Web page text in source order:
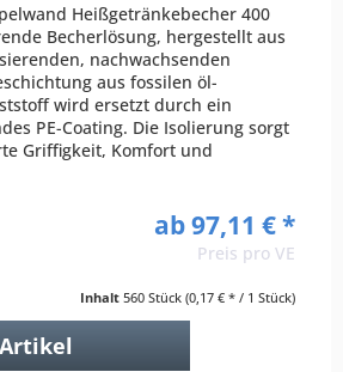
Heißgetränkebecher 400
Becherlösung, hergestellt aus
nachwachsenden
aus fossilen öl-
wird ersetzt durch ein
PE-Coating. Die Isolierung sorgt
Griffigkeit, Komfort und
ab 97,11 € *
Preis pro VE
Inhalt 560 Stück (0,17 € * / 1 Stück)